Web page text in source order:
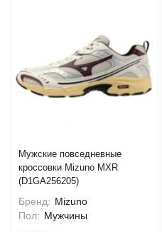
Мужские повседневные
кроссовки Mizuno MXR
(D1GA256205)
Бренд: Mizuno
Пол: Мужчины